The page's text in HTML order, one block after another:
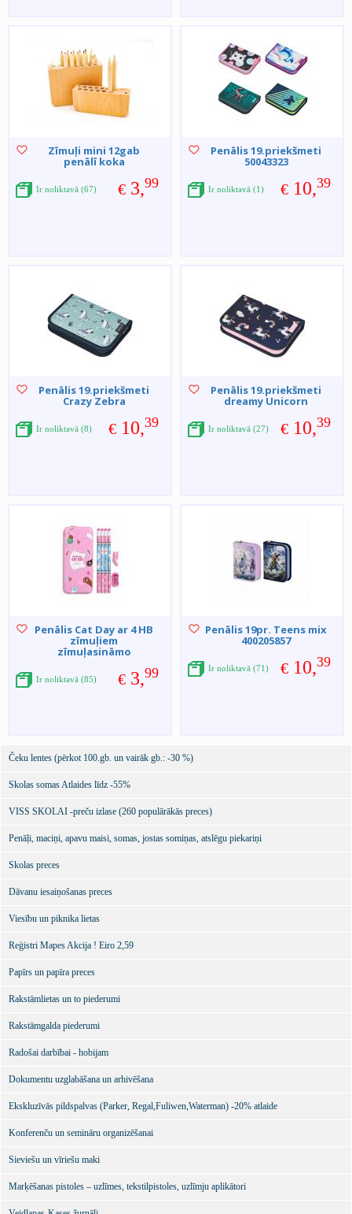
Zīmuļi mini 12gab
penālī koka
€ 3,99
Ir noliktavā (67)
Penālis 19.priekšmeti
50043323
€ 10,39
Ir noliktavā (1)
Penālis 19.priekšmeti
Crazy Zebra
€ 10,39
Ir noliktavā (8)
Penālis 19.priekšmeti
dreamy Unicorn
€ 10,39
Ir noliktavā (27)
Penālis Cat Day ar 4 HB
zīmuļiem
zīmuļasināmo
€ 3,99
Ir noliktavā (85)
Penālis 19pr. Teens mix
400205857
€ 10,39
Ir noliktavā (71)
Čeku lentes (pērkot 100.gb. un vairāk gb.: -30 %)
Skolas somas Atlaides līdz -55%
VISS SKOLAI -preču izlase (260 populārākās preces)
Penāļi, maciņi, apavu maisi, somas, jostas somiņas, atslēgu piekariņi
Skolas preces
Dāvanu iesaiņošanas preces
Viesību un piknika lietas
Reģistri Mapes Akcija ! Eiro 2,59
Papīrs un papīra preces
Rakstāmlietas un to piederumi
Rakstāmgalda piederumi
Radošai darbībai - hobijam
Dokumentu uzglabāšana un arhivēšana
Ekskluzīvās pildspalvas (Parker, Regal,Fuliwen,Waterman) -20% atlaide
Konferenču un semināru organizēšanai
Sieviešu un vīriešu maki
Marķēšanas pistoles – uzlīmes, tekstilpistoles, uzlīmju aplikātori